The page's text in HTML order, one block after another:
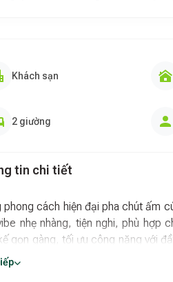
Khách sạn
2 giường
tin chi tiết
phong cách hiện đại pha chút ấm
nhẹ nhàng, tiện nghi, phù hợp
gọn gàng, tối ưu công năng với
vực sinh hoạt được bố trí hợp